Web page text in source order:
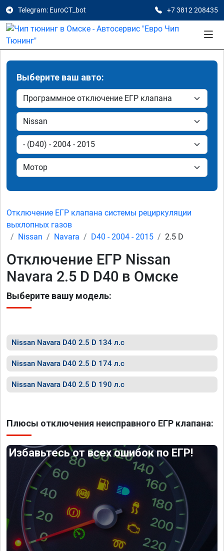
Telegram: EuroCT_bot +7 3812 208435
Выберите ваш авто:
Отключение ЕГР клапана системы рециркуляции
выхлопных газов
Nissan
Navara D40 - 2004 - 2015 2.5 D
Отключение ЕГР Nissan
Navara 2.5 D D40 в Омске
Выберите вашу модель:
Nissan Navara D40 2.5 D 134 л.с
Nissan Navara D40 2.5 D 174 л.с
Nissan Navara D40 2.5 D 190 л.с
Плюсы отключения неисправного ЕГР клапана:
Избавьтесь от всех ошибок по ЕГР!